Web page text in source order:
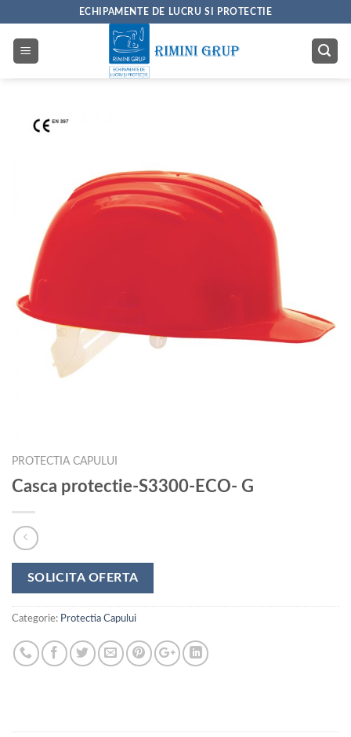
content
ECHIPAMENTE DE LUCRU SI PROTECTIE
PROTECTIA CAPULUI
Casca protectie-S3300-ECO- G
SOLICITA OFERTA
Categorie: Protectia Capului